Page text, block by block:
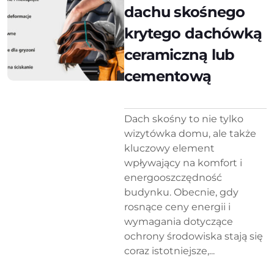
dachu skośnego
krytego dachówką
ceramiczną lub
cementową
Dach skośny to nie tylko
wizytówka domu, ale także
kluczowy element
wpływający na komfort i
energooszczędność
budynku. Obecnie, gdy
rosnące ceny energii i
wymagania dotyczące
ochrony środowiska stają się
coraz istotniejsze,...